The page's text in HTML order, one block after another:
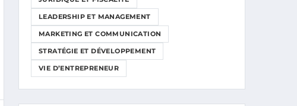
LEADERSHIP ET MANAGEMENT
MARKETING ET COMMUNICATION
STRATÉGIE ET DÉVELOPPEMENT
VIE D’ENTREPRENEUR